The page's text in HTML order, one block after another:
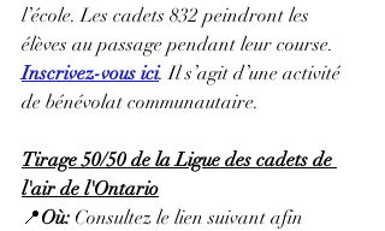
l’école. Les cadets 832 peindront les
élèves au passage pendant leur course.
Inscrivez-vous ici. Il s’agit d’une activité
de bénévolat communautaire.
Tirage 50/50 de la Ligue des cadets de
l'air de l'Ontario
📍Où: Consultez le lien suivant afin